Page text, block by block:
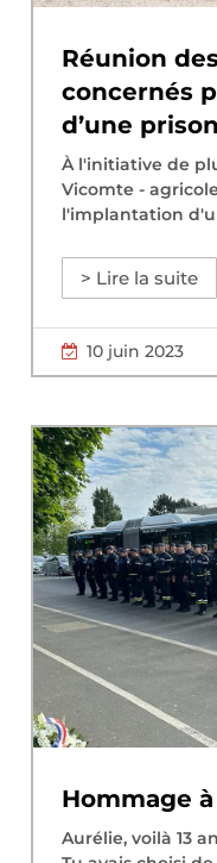
Réunion
concernés
d’une
À l'initiative de
Vicomte -
l'implantation
> Lire la suite
10 juin 2023
Hommage
Aurélie, voilà 13